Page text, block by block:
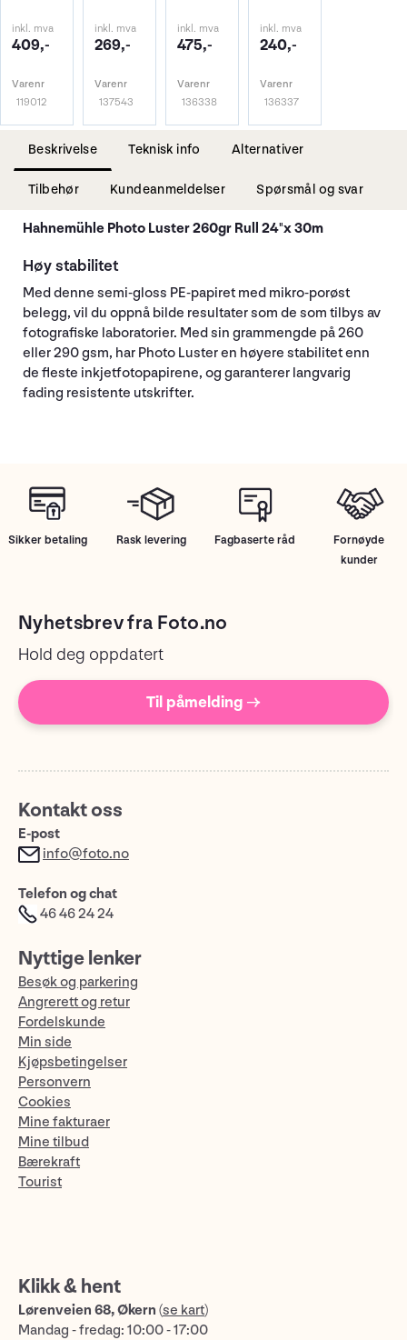
inkl. mva
409,-
Varenr
119012
inkl. mva
269,-
Varenr
137543
inkl. mva
475,-
Varenr
136338
inkl. mva
240,-
Varenr
136337
Beskrivelse Teknisk info Alternativer
Tilbehør Kundeanmeldelser Spørsmål og svar
Hahnemühle Photo Luster 260gr Rull 24"x 30m
Høy stabilitet
Med denne semi-gloss PE-papiret med mikro-porøst
belegg, vil du oppnå bilde resultater som de som tilbys av
fotografiske laboratorier. Med sin grammengde på 260
eller 290 gsm, har Photo Luster en høyere stabilitet enn
de fleste inkjetfotopapirene, og garanterer langvarig
fading resistente utskrifter.
Sikker betaling Rask levering Fagbaserte råd
Fornøyde
kunder
Nyhetsbrev fra Foto.no
Hold deg oppdatert
Til påmelding →
Kontakt oss
E-post
info@foto.no
Telefon og chat
46 46 24 24
Nyttige lenker
Besøk og parkering
Angrerett og retur
Fordelskunde
Min side
Kjøpsbetingelser
Personvern
Cookies
Mine fakturaer
Mine tilbud
Bærekraft
Tourist
Klikk & hent
Lørenveien 68, Økern (se kart)
Mandag - fredag: 10:00 - 17:00